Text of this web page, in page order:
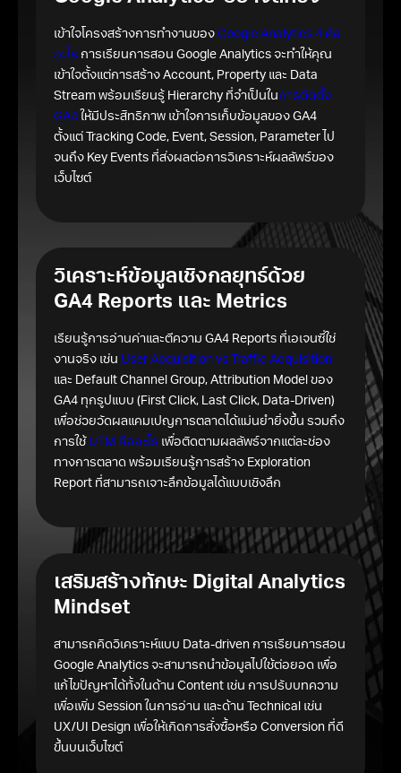
เข้าใจโครงสร้างการทำงานของ Google Analytics 4 คือ
อะไร การเรียนการสอน Google Analytics จะทำให้คุณ
เข้าใจตั้งแต่การสร้าง Account, Property และ Data
Stream พร้อมเรียนรู้ Hierarchy ที่จำเป็นในการติดตั้ง
GA4 ให้มีประสิทธิภาพ เข้าใจการเก็บข้อมูลของ GA4
ตั้งแต่ Tracking Code, Event, Session, Parameter ไป
จนถึง Key Events ที่ส่งผลต่อการวิเคราะห์ผลลัพธ์ของ
เว็บไซต์
วิเคราะห์ข้อมูลเชิงกลยุทธ์ด้วย
GA4 Reports และ Metrics
เรียนรู้การอ่านค่าและตีความ GA4 Reports ที่เอเจนซี่ใช่
งานจริง เช่น User Acquisition vs Traffic Acquisition
และ Default Channel Group, Attribution Model ของ
GA4 ทุกรูปแบบ (First Click, Last Click, Data-Driven)
เพื่อช่วยวัดผลแคมเปญการตลาดได้แม่นยำยิ่งขึ้น รวมถึง
การใช้ UTM คืออะไร เพื่อติดตามผลลัพธ์จากแต่ละช่อง
ทางการตลาด พร้อมเรียนรู้การสร้าง Exploration
Report ที่สามารถเจาะลึกข้อมูลได้แบบเชิงลึก
เสริมสร้างทักษะ Digital Analytics
Mindset
สามารถคิดวิเคราะห์แบบ Data-driven การเรียนการสอน
Google Analytics จะสามารถนำข้อมูลไปใช้ต่อยอด เพื่อ
แก้ไขปัญหาได้ทั้งในด้าน Content เช่น การปรับบทความ
เพื่อเพิ่ม Session ในการอ่าน และด้าน Technical เช่น
UX/UI Design เพื่อให้เกิดการสั่งซื้อหรือ Conversion ที่ดี
ขึ้นบนเว็บไซต์